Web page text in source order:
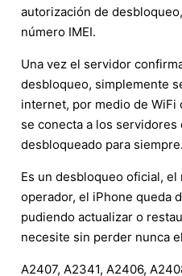
autorización de
número IMEI.
Una vez el servidor
desbloqueo, simplemente
internet, por medio de WiFi
se conecta a los
desbloqueado para siempre.
Es un desbloqueo oficial,
operador, el iPhone queda
pudiendo actualizar o
necesite sin perder nunca
A2407, A2341, A2406,